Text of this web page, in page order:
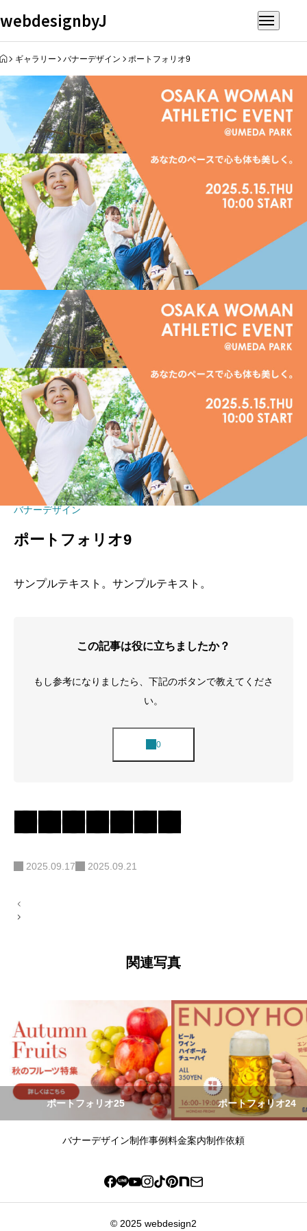
webdesignbyJ
HOME
ギャラリー バナーデザイン ポートフォリオ9
バナーデザイン
ポートフォリオ9
サンプルテキスト。サンプルテキスト。
この記事は役に立ちましたか？
もし参考になりましたら、下記のボタンで教えてくださ
い。
2025.09.17 2025.09.21
投
稿
関連写真
ポートフォリオ25 ポートフォリオ24
バナーデザイン制作事例料金案内制作依頼
© 2025 webdesign2